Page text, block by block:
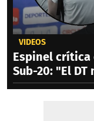
VIDEOS
Espinel crítica
Sub-20: "El